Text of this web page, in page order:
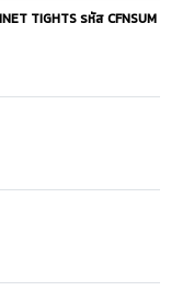
TIGHTS รหัส CFNSUM